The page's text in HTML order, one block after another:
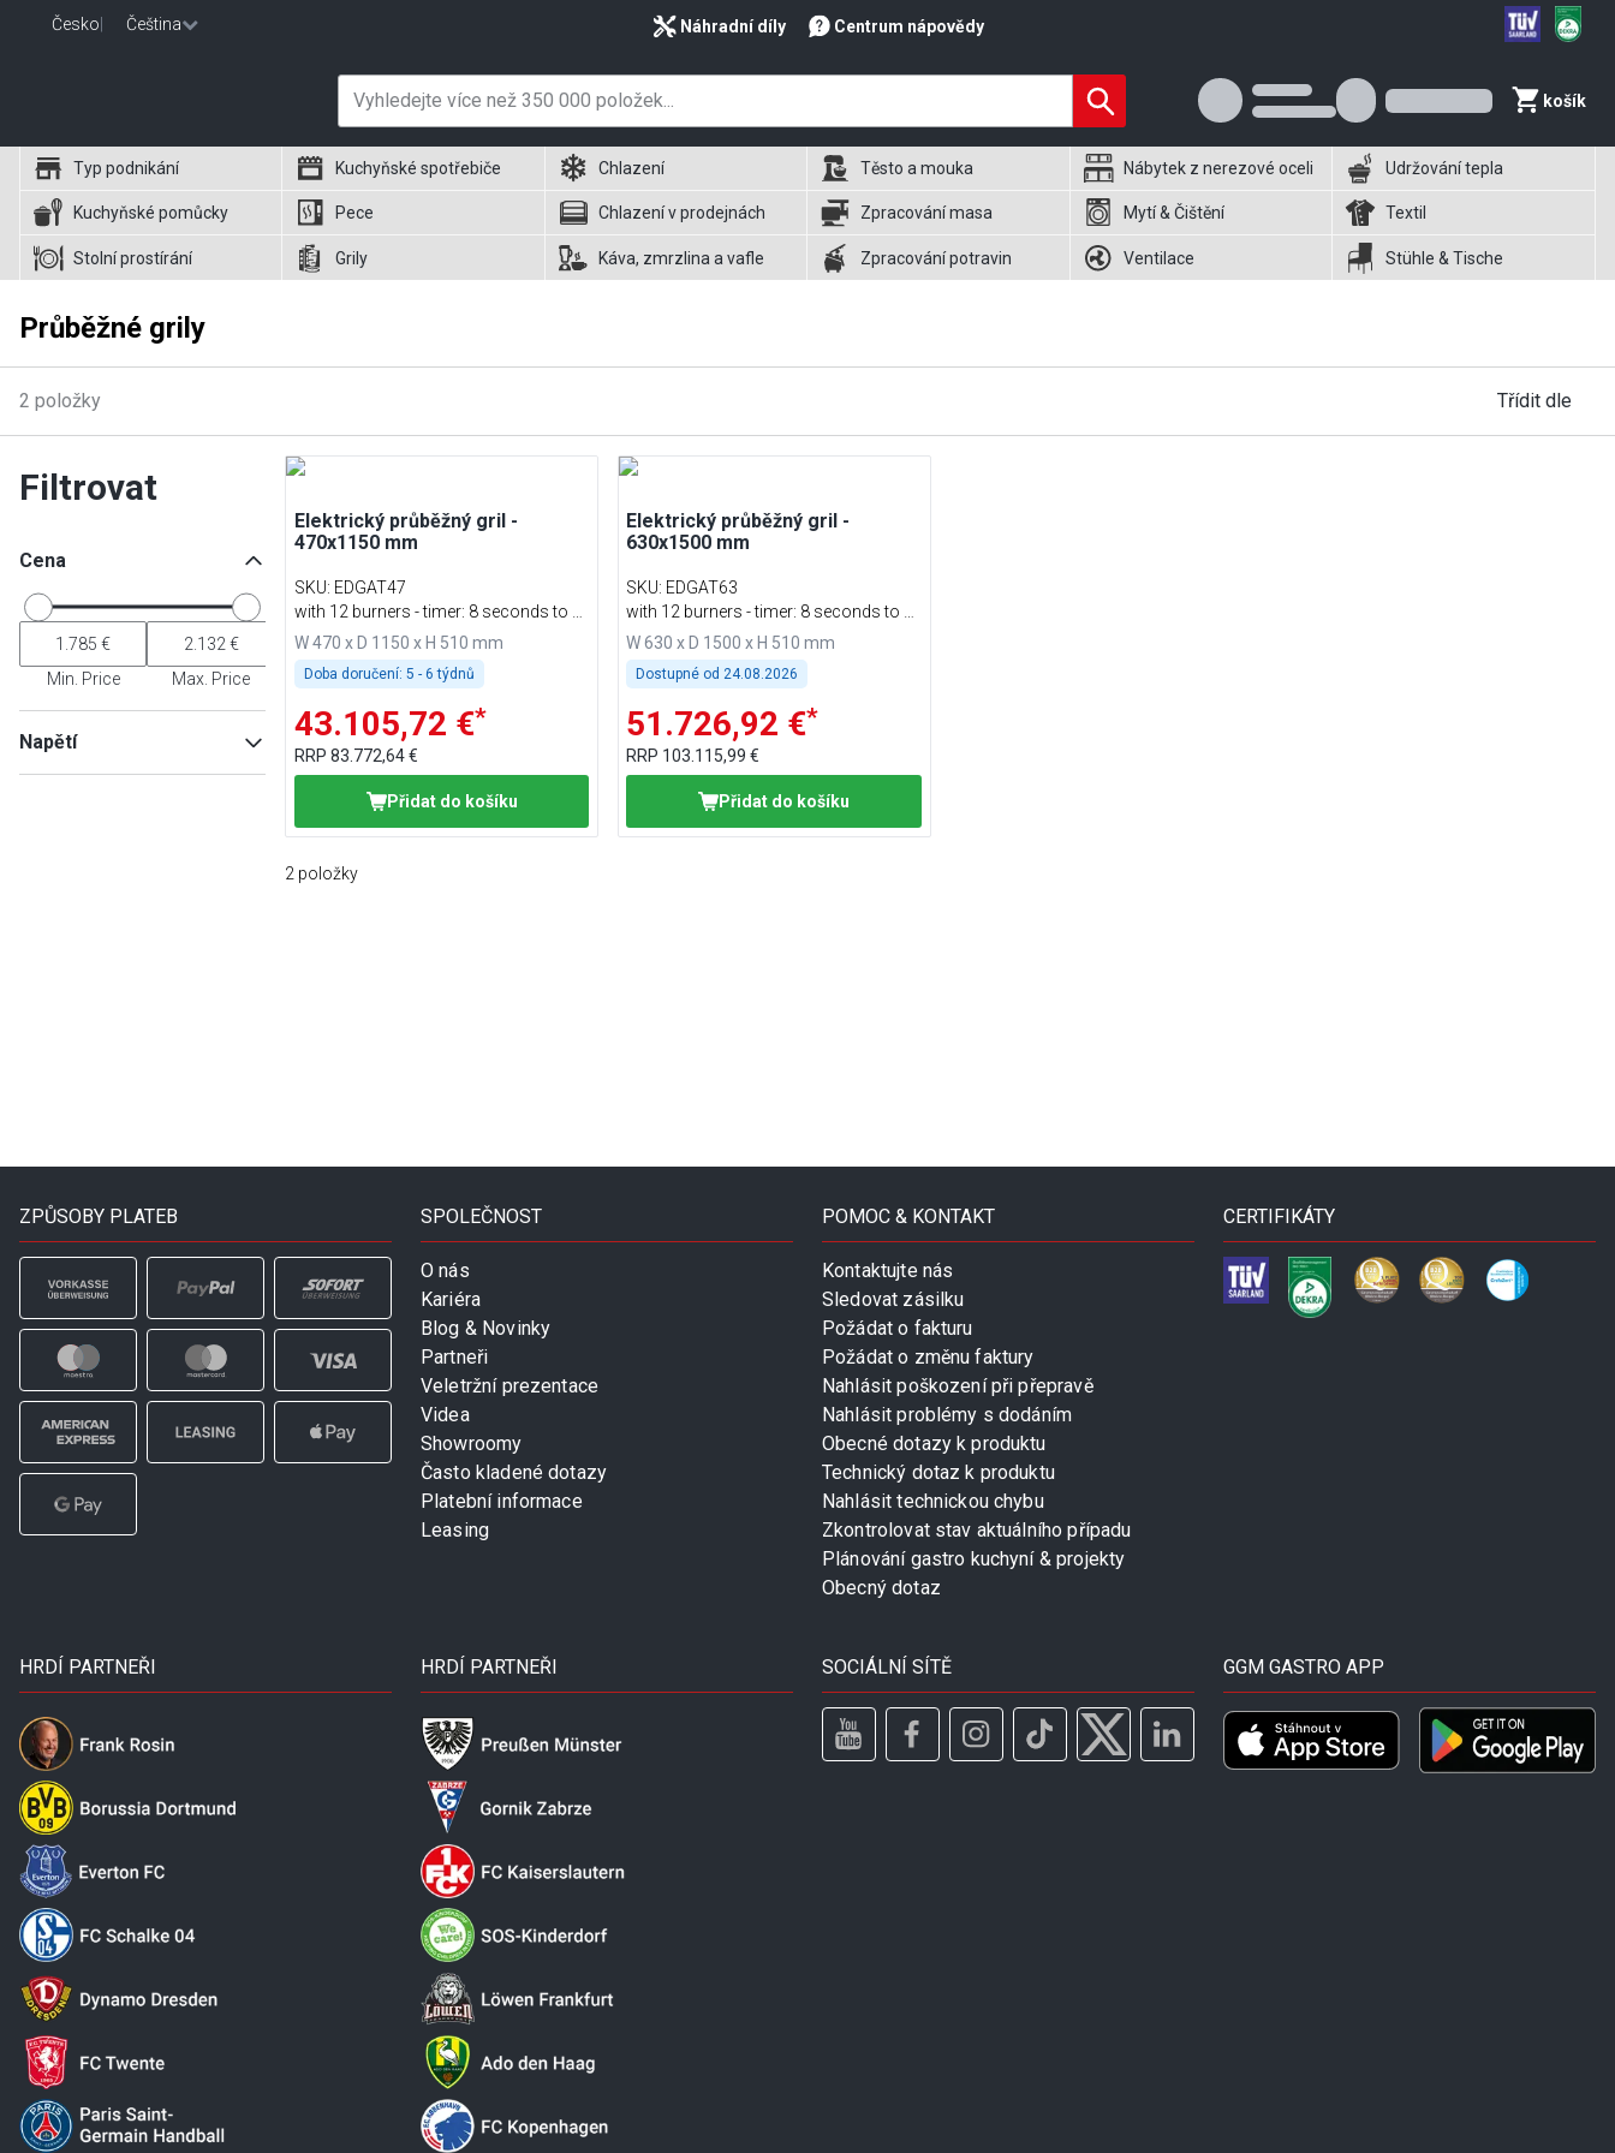
Česko Čeština Náhradní díly Centrum nápovědy
košík
Typ podnikání Kuchyňské spotřebiče Chlazení Těsto a mouka Nábytek z nerezové oceli Udržování tepla
Kuchyňské pomůcky Pece Chlazení v prodejnách Zpracování masa Mytí & Čištění Textil
Stolní prostírání Grily Káva, zmrzlina a vafle Zpracování potravin Ventilace Stühle & Tische
Průběžné grily
2 položky Třídit dle
Filtrovat
Cena
Min. Price Max. Price
Napětí
Elektrický průběžný gril -
470x1150 mm
SKU: EDGAT47
with 12 burners - timer: 8 seconds to 6
minutes
W 470 x D 1150 x H 510 mm
Doba doručení: 5 - 6 týdnů
43.105,72 €*
RRP 83.772,64 €
Přidat do košíku
Elektrický průběžný gril -
630x1500 mm
SKU: EDGAT63
with 12 burners - timer: 8 seconds to 6
minutes
W 630 x D 1500 x H 510 mm
Dostupné od24.08.2026
51.726,92 €*
RRP 103.115,99 €
Přidat do košíku
2 položky
ZPŮSOBY PLATEB SPOLEČNOST
O nás
Kariéra
Blog & Novinky
Partneři
Veletržní prezentace
Videa
Showroomy
Často kladené dotazy
Platební informace
Leasing
POMOC & KONTAKT
Kontaktujte nás
Sledovat zásilku
Požádat o fakturu
Požádat o změnu faktury
Nahlásit poškození při přepravě
Nahlásit problémy s dodáním
Obecné dotazy k produktu
Technický dotaz k produktu
Nahlásit technickou chybu
Zkontrolovat stav aktuálního případu
Plánování gastro kuchyní & projekty
Obecný dotaz
CERTIFIKÁTY
HRDÍ PARTNEŘI HRDÍ PARTNEŘI SOCIÁLNÍ SÍTĚ GGM GASTRO APP